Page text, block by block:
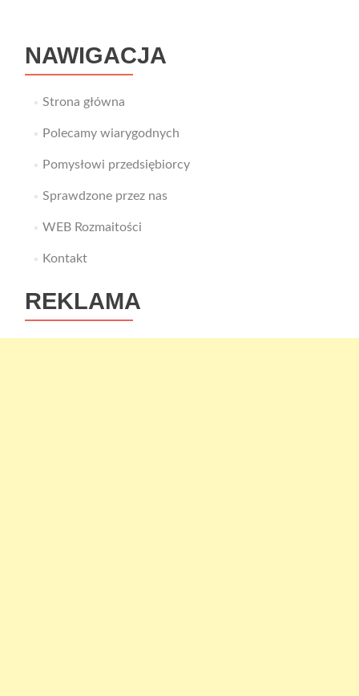
NAWIGACJA
Strona główna
Polecamy wiarygodnych
Pomysłowi przedsiębiorcy
Sprawdzone przez nas
WEB Rozmaitości
Kontakt
REKLAMA